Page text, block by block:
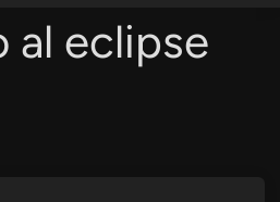
al eclipse